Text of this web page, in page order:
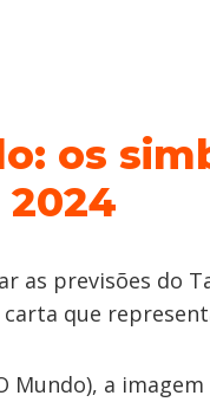
os
as previsões do
que
Mundo), a